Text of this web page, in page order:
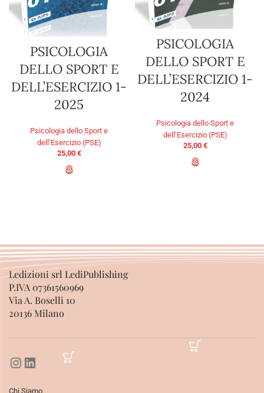
PSICOLOGIA
DELLO SPORT E
DELL’ESERCIZIO 1-
2025
Psicologia dello Sport e
dell’Esercizio (PSE)
25,00 €
PSICOLOGIA
DELLO SPORT E
DELL’ESERCIZIO 1-
2024
Psicologia dello Sport e
dell’Esercizio (PSE)
25,00 €
Ledizioni srl LediPublishing
P.IVA 07361560969
Via A. Boselli 10
20136 Milano
Chi Siamo